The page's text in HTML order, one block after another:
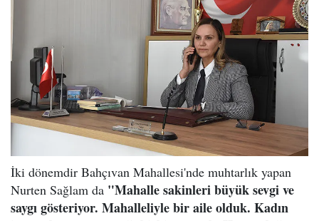
İki dönemdir Bahçıvan Mahallesi'nde muhtarlık yapan
Nurten Sağlam da "Mahalle sakinleri büyük sevgi ve
saygı gösteriyor. Mahalleliyle bir aile olduk. Kadın